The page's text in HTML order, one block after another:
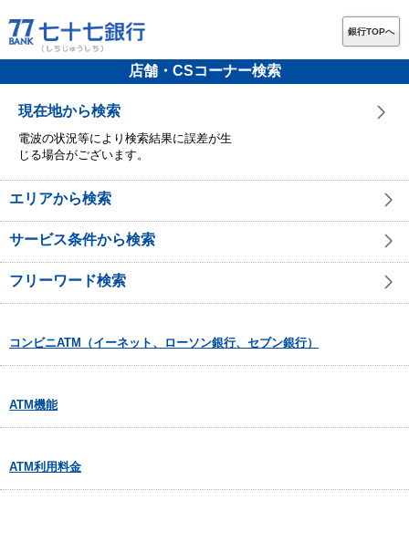
銀行TOPへ
店舗・CSコーナー検索
現在地から検索
電波の状況等により検索結果に誤差が生
じる場合がございます。
エリアから検索
サービス条件から検索
フリーワード検索
コンビニATM（イーネット、ローソン銀行、セブン銀行）
ATM機能
ATM利用料金